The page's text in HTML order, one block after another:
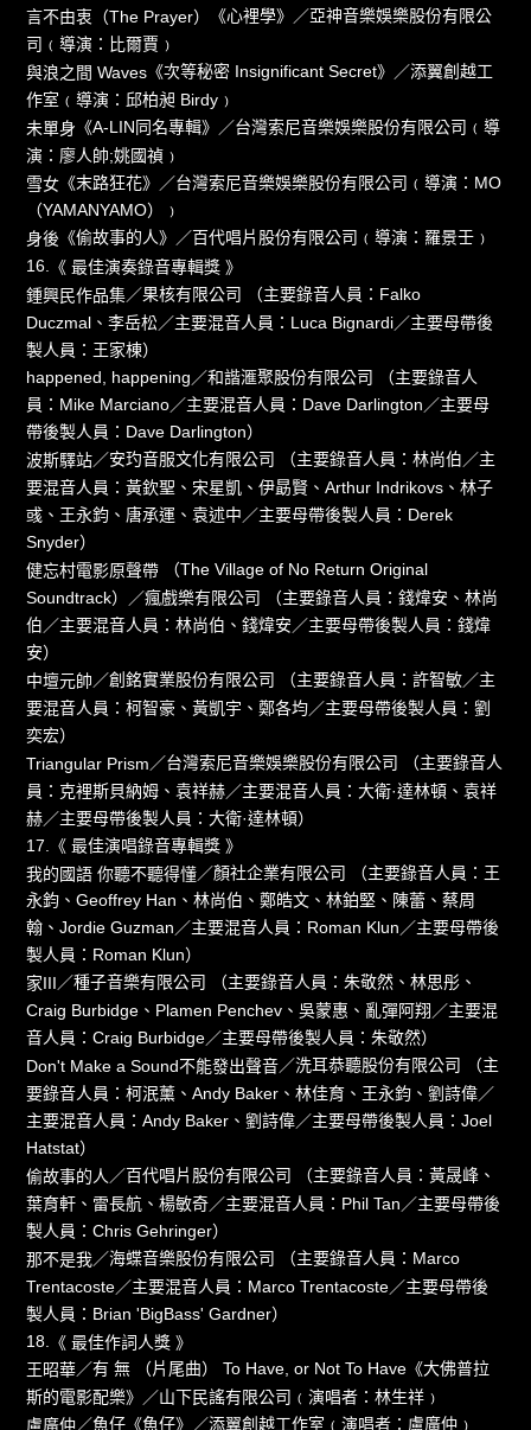
言不由衷（The Prayer）
《心裡學》／亞神音樂娛樂股份有限公
司﹙導演：比爾賈﹚
與浪之間 Waves 《次等秘密 Insignificant Secret》／添翼創越工
作室﹙導演：邱柏昶 Birdy﹚
未單身 《A-LIN同名專輯》／台灣索尼音樂娛樂股份有限公司﹙導
演：廖人帥;姚國禎﹚
雪女 《末路狂花》／台灣索尼音樂娛樂股份有限公司﹙導演：MO
（YAMANYAMO）﹚
身後 《偷故事的人》／百代唱片股份有限公司﹙導演：羅景壬﹚
16.
《 最佳演奏錄音專輯獎 》
鍾興民作品集／果核有限公司 （主要錄音人員：Falko
Duczmal、李岳松／主要混音人員：Luca Bignardi／主要母帶後
製人員：王家棟）
happened, happening ／和諧滙聚股份有限公司 （主要錄音人
員：Mike Marciano／主要混音人員：Dave Darlington／主要母
帶後製人員：Dave Darlington）
波斯驛站／安玓音服文化有限公司 （主要錄音人員：林尚伯／主
要混音人員：黃欽聖、宋星凱、伊勗賢、Arthur Indrikovs、林子
彧、王永鈞、唐承運、袁述中／主要母帶後製人員：Derek
Snyder）
健忘村電影原聲帶 （The Village of No Return Original
Soundtrack）／瘋戲樂有限公司 （主要錄音人員：錢煒安、林尚
伯／主要混音人員：林尚伯、錢煒安／主要母帶後製人員：錢煒
安）
中壇元帥 ／創銘實業股份有限公司 （主要錄音人員：許智敏／主
要混音人員：柯智豪、黃凱宇、鄭各均／主要母帶後製人員：劉
奕宏）
Triangular Prism ／台灣索尼音樂娛樂股份有限公司 （主要錄音人
員：克裡斯貝納姆、袁祥赫／主要混音人員：大衛·達林頓、袁祥
赫／主要母帶後製人員：大衛·達林頓）
17.《 最佳演唱錄音專輯獎 》
我的國語 你聽不聽得懂／顏社企業有限公司 （主要錄音人員：王
永鈞、Geoffrey Han、林尚伯、鄭皓文、林鉑堅、陳蕾、蔡周
翰、Jordie Guzman／主要混音人員：Roman Klun／主要母帶後
製人員：Roman Klun）
家III／種子音樂有限公司 （主要錄音人員：朱敬然、林思彤、
Craig Burbidge、Plamen Penchev、吳蒙惠、亂彈阿翔／主要混
音人員：Craig Burbidge／主要母帶後製人員：朱敬然）
Don't Make a Sound不能發出聲音／洗耳恭聽股份有限公司 （主
要錄音人員：柯泯薰、Andy Baker、林佳育、王永鈞、劉詩偉／
主要混音人員：Andy Baker、劉詩偉／主要母帶後製人員：Joel
Hatstat）
偷故事的人 ／百代唱片股份有限公司 （主要錄音人員：黃晟峰、
葉育軒、雷長航、楊敏奇／主要混音人員：Phil Tan／主要母帶後
製人員：Chris Gehringer）
那不是我／海蝶音樂股份有限公司 （主要錄音人員：Marco
Trentacoste／主要混音人員：Marco Trentacoste／主要母帶後
製人員：Brian 'BigBass' Gardner）
18.
《 最佳作詞人獎 》
王昭華／有 無 （片尾曲） To Have, or Not To Have《大佛普拉
斯的電影配樂》／山下民謠有限公司﹙演唱者：林生祥﹚
盧廣仲／魚仔《魚仔》／添翼創越工作室﹙演唱者：盧廣仲﹚